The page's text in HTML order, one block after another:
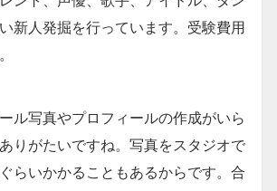
新人発掘を行っています。受験費用
ル写真やプロフィールの作成がいら
りがたいですね。写真をスタジオで
らいかかることもあるからです。合